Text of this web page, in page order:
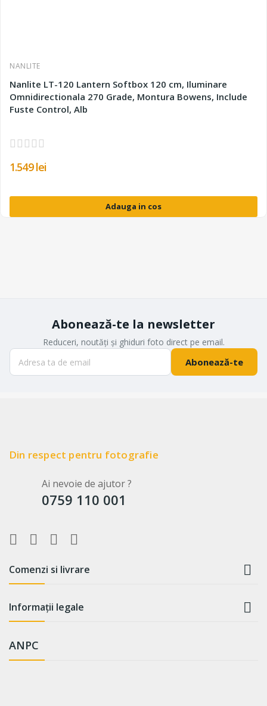
WhatsApp
NANLITE
Nanlite LT-120 Lantern Softbox 120 cm, Iluminare
Omnidirectionala 270 Grade, Montura Bowens, Include
Fuste Control, Alb
1.549 lei
Adauga in cos
Abonează-te la newsletter
Reduceri, noutăți și ghiduri foto direct pe email.
Abonează-te
Din respect pentru fotografie
Ai nevoie de ajutor ?
0759 110 001
Comenzi si livrare 
Informații legale 
ANPC